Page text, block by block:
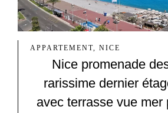
APPARTEMENT, NICE
Nice promenade
rarissime dernier
avec terrasse vue mer